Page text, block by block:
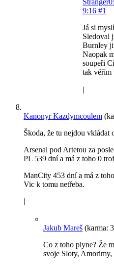
9:16 #1
Já si
Sledoval
Burnley
Naopak
soupeři
tak věřím
|
Kanonyr Kazdymcoulem
Škoda, že tu nejdou vkládat
Arsenal pod Artetou za
PL 539 dní a má z toho 0
ManCity 453 dní a má z
Vic k tomu netřeba.
|
Jakub Mareš (karma:
Co z toho plyne? Že
svoje Sloty, Amorimy,
|